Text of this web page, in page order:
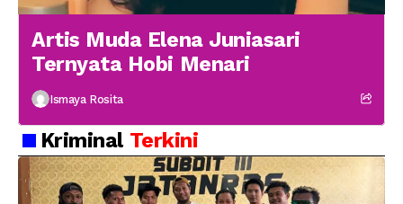
Artis Muda Elena Juniasari
Ternyata Hobi Menari
Ismaya Rosita
Kriminal Terkini